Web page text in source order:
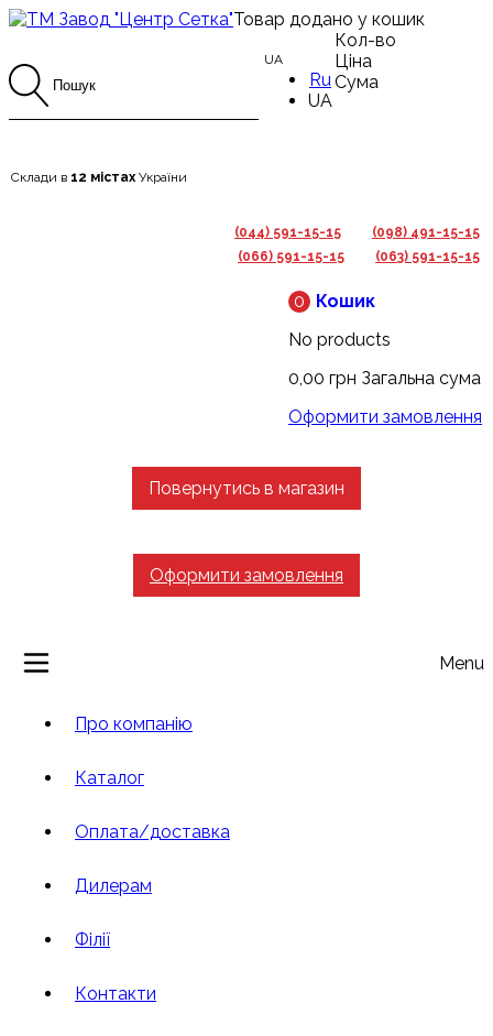
UA
Ru
UA
Склади в 12 містах України
(044) 591-15-15
(098) 491-15-15
(066) 591-15-15
(063) 591-15-15
Кошик
0
No products
0,00 грн Загальна сума
Оформити замовлення
Товар додано у кошик
Кол-во
Ціна
Сума
Повернутись в магазин
Оформити замовлення
Menu
Про компанію
Каталог
Оплата/доставка
Дилерам
Філії
Контакти